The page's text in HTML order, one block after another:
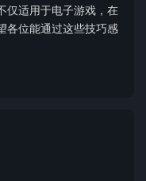
仅适用于电子游戏，在
各位能通过这些技巧感